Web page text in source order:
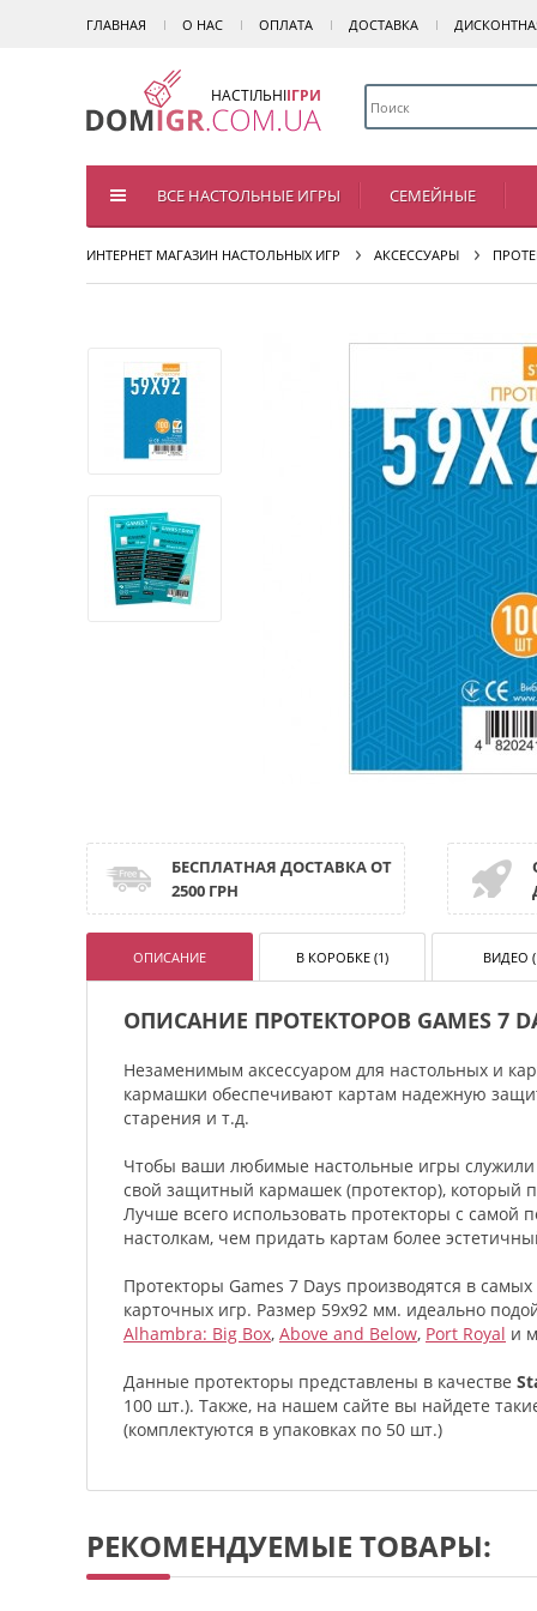
ГЛАВНАЯ О НАС ОПЛАТА ДОСТАВКА
НАСТІЛЬНІІГРИ
ВСЕ НАСТОЛЬНЫЕ ИГРЫ СЕМЕЙНЫЕ
ИНТЕРНЕТ МАГАЗИН НАСТОЛЬНЫХ ИГР АКСЕССУАРЫ
БЕСПЛАТНАЯ ДОСТАВКА ОТ
2500 ГРН
ОПИСАНИЕ В КОРОБКЕ (1) ВИДЕО
ОПИСАНИЕ ПРОТЕКТОРОВ GAMES 7
Незаменимым аксессуаром для настольных и
кармашки обеспечивают картам надежную
старения и т.д.
Чтобы ваши любимые настольные игры служили
свой защитный кармашек (протектор), который
Лучше всего использовать протекторы с
настолкам, чем придать картам более
Протекторы Games 7 Days производятся в
карточных игр. Размер 59x92 мм. идеально
Alhambra: Big Box, Above and Below, Port Royal и
Данные протекторы представлены в качестве
100 шт.). Также, на нашем сайте вы найдете
(комплектуются в упаковках по 50 шт.)
РЕКОМЕНДУЕМЫЕ ТОВАРЫ: